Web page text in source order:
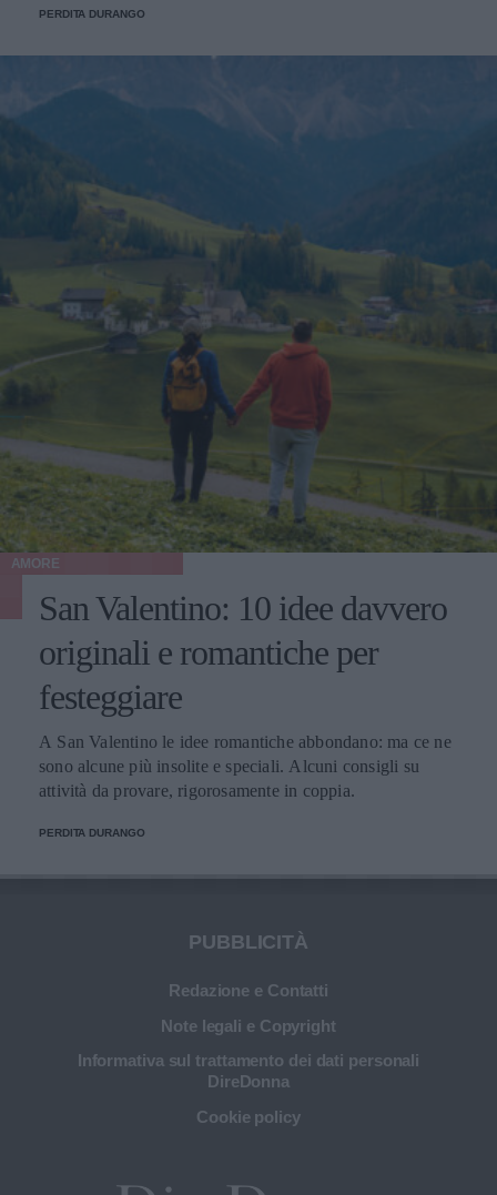
PERDITA DURANGO
AMORE
San Valentino: 10 idee davvero
originali e romantiche per
festeggiare
A San Valentino le idee romantiche abbondano: ma ce ne
sono alcune più insolite e speciali. Alcuni consigli su
attività da provare, rigorosamente in coppia.
PERDITA DURANGO
PUBBLICITÀ
Redazione e Contatti
Note legali e Copyright
Informativa sul trattamento dei dati personali
DireDonna
Cookie policy